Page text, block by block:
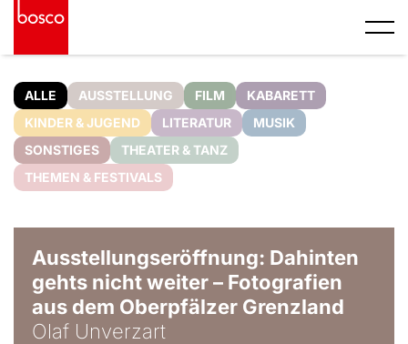
ALLE AUSSTELLUNG FILM
KABARETT
KINDER & JUGEND
LITERATUR
MUSIK
SONSTIGES
THEATER & TANZ
THEMEN & FESTIVALS
Ausstellungseröffnung: Dahinten
gehts nicht weiter – Fotografien
aus dem Oberpfälzer Grenzland
Olaf Unverzart